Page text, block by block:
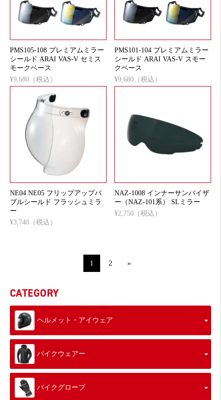
PMS105-108 プレミアムミラー
シールド ARAI VAS-V セミス
モークベース
¥9,680（税込）
PMS101-104 プレミアムミラー
シールド ARAI VAS-V スモー
クベース
¥9,680（税込）
NE04 NE05 フリップアップバ
ブルシールド フラッシュミラ
ー
¥3,740（税込）
NAZ-1008 インナーサンバイザ
ー（NAZ-101系） SLミラー
¥2,750（税込）
1 2 »
CATEGORY
ヘルメット・アイウェア
バイクウェアー
バイクグローブ